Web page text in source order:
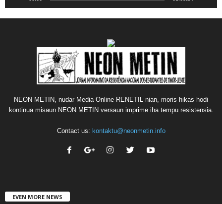
NEON METIN, nudar Media Online RENETIL nian, moris hikas hodi
kontinua misaun NEON METIN versaun imprime iha tempu resistensia.
Contact us: kontaktu@neonmetin.info
EVEN MORE NEWS